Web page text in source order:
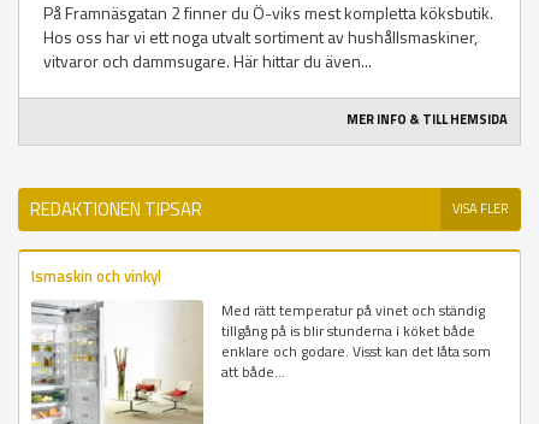
På Framnäsgatan 2 finner du Ö-viks mest kompletta köksbutik.
Hos oss har vi ett noga utvalt sortiment av hushållsmaskiner,
vitvaror och dammsugare. Här hittar du även...
MER INFO & TILL HEMSIDA
REDAKTIONEN TIPSAR VISA FLER
Ismaskin och vinkyl
Med rätt temperatur på vinet och ständig
tillgång på is blir stunderna i köket både
enklare och godare. Visst kan det låta som
att både...